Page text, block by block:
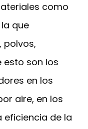
como
que
polvos,
esto son los
en los
aire, en los
eficiencia de la